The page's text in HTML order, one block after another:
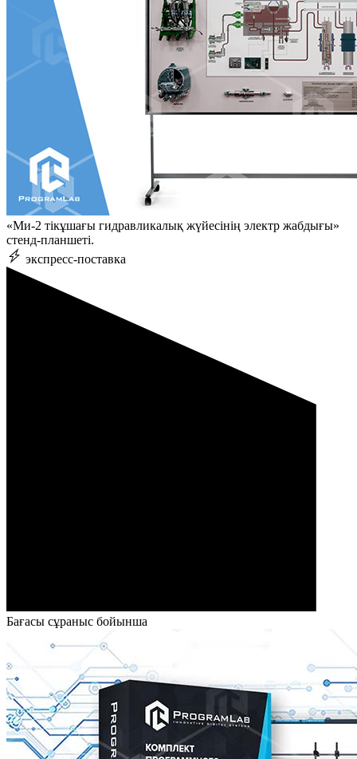
«Ми-2 тікұшағы гидравликалық жүйесінің электр жабдығы»
стенд-планшеті.
экспресс-поставка
Бағасы сұраныс бойынша